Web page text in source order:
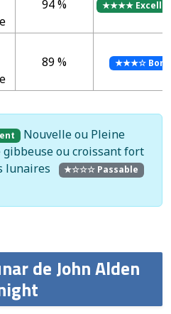
94 % ★★★★
89 % ★★★☆ Bon
Nouvelle ou Pleine
ou croissant fort
lunaires ★☆☆☆ Passable
de John Alden